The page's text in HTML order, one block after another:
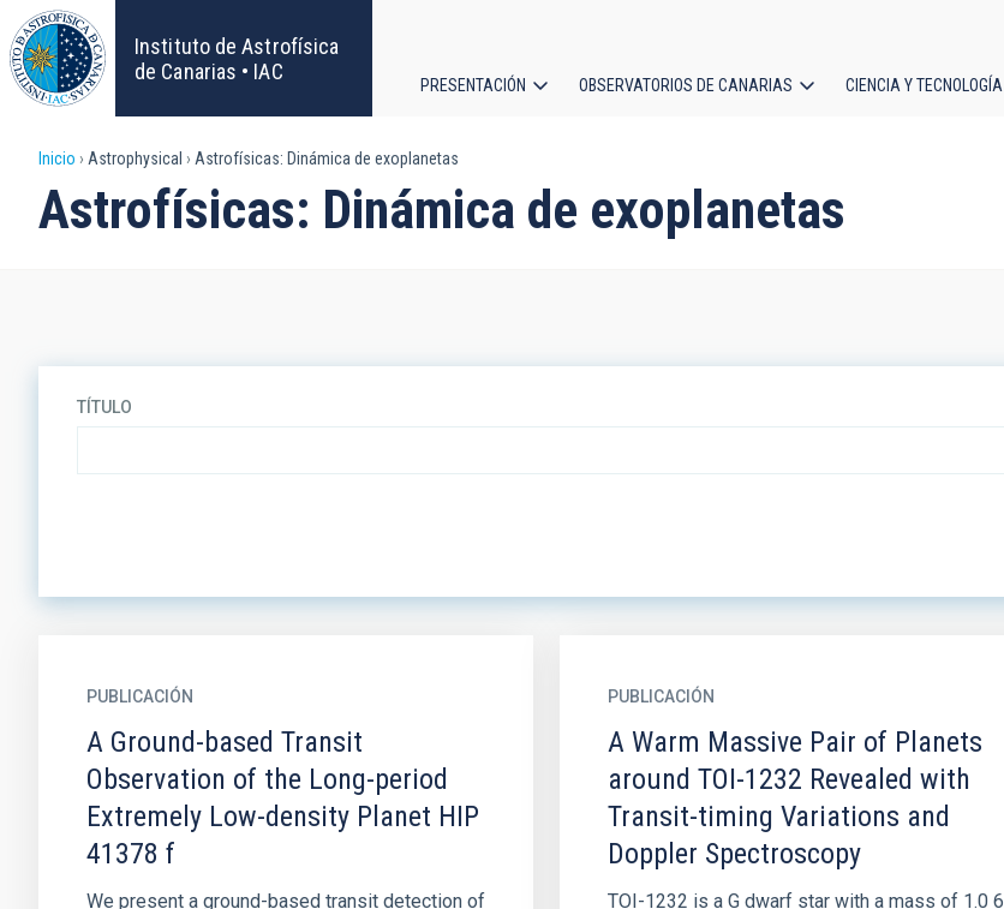
Pasar
al
contenido
principal
Instituto de Astrofísica
de Canarias • IAC
principal
PRESENTACIÓN OBSERVATORIOS DE CANARIAS CIENCIA Y TECNOLOGÍA
Sobrescribir
enlaces
Inicio Astrophysical Astrofísicas: Dinámica de exoplanetas
Astrofísicas: Dinámica de exoplanetas
TÍTULO
PUBLICACIÓN
A Ground-based Transit
Observation of the Long-period
Extremely Low-density Planet HIP
41378 f
We present a ground-based transit detection of
PUBLICACIÓN
A Warm Massive Pair of Planets
around TOI-1232 Revealed with
Transit-timing Variations and
Doppler Spectroscopy
TOI-1232 is a G dwarf star with a mass of 1.0 6